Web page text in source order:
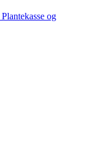
Plantekasse og